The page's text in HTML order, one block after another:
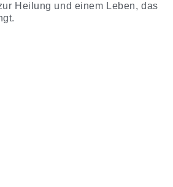
Heilung und einem Leben, das